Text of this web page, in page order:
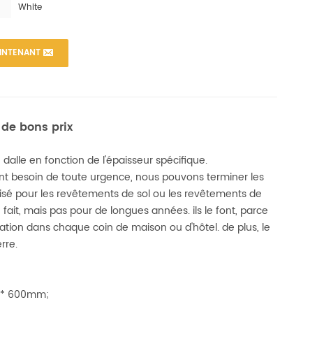
White
bons prix
en fonction de l'épaisseur spécifique.
besoin de toute urgence, nous pouvons terminer les
pour les revêtements de sol ou les revêtements de
mais pas pour de longues années. ils le font, parce
dans chaque coin de maison ou d'hôtel. de plus, le
600mm;